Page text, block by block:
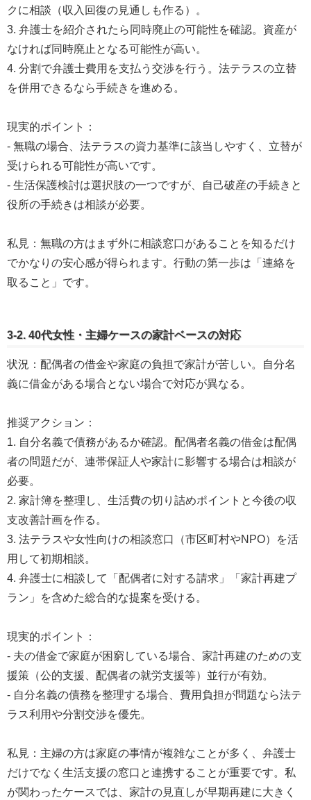
クに相談（収入回復の見通しも作る）。
3. 弁護士を紹介されたら同時廃止の可能性を確認。資産が
なければ同時廃止となる可能性が高い。
4. 分割で弁護士費用を支払う交渉を行う。法テラスの立替
を併用できるなら手続きを進める。
現実的ポイント：
- 無職の場合、法テラスの資力基準に該当しやすく、立替が
受けられる可能性が高いです。
- 生活保護検討は選択肢の一つですが、自己破産の手続きと
役所の手続きは相談が必要。
私見：無職の方はまず外に相談窓口があることを知るだけ
でかなりの安心感が得られます。行動の第一歩は「連絡を
取ること」です。
3-2. 40代女性・主婦ケースの家計ベースの対応
状況：配偶者の借金や家庭の負担で家計が苦しい。自分名
義に借金がある場合とない場合で対応が異なる。
推奨アクション：
1. 自分名義で債務があるか確認。配偶者名義の借金は配偶
者の問題だが、連帯保証人や家計に影響する場合は相談が
必要。
2. 家計簿を整理し、生活費の切り詰めポイントと今後の収
支改善計画を作る。
3. 法テラスや女性向けの相談窓口（市区町村やNPO）を活
用して初期相談。
4. 弁護士に相談して「配偶者に対する請求」「家計再建プ
ラン」を含めた総合的な提案を受ける。
現実的ポイント：
- 夫の借金で家庭が困窮している場合、家計再建のための支
援策（公的支援、配偶者の就労支援等）並行が有効。
- 自分名義の債務を整理する場合、費用負担が問題なら法テ
ラス利用や分割交渉を優先。
私見：主婦の方は家庭の事情が複雑なことが多く、弁護士
だけでなく生活支援の窓口と連携することが重要です。私
が関わったケースでは、家計の見直しが早期再建に大きく